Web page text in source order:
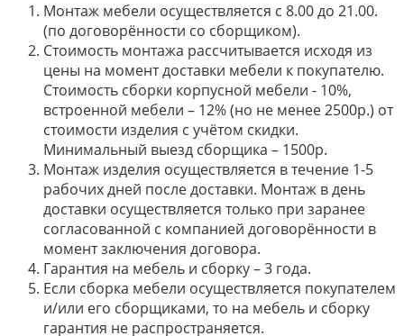
Монтаж мебели осуществляется с 8.00 до 21.00.
(по договорённости со сборщиком).
Стоимость монтажа рассчитывается исходя из
цены на момент доставки мебели к покупателю.
Стоимость сборки корпусной мебели - 10%,
встроенной мебели – 12% (но не менее 2500р.) от
стоимости изделия с учётом скидки.
Минимальный выезд сборщика – 1500р.
Монтаж изделия осуществляется в течение 1-5
рабочих дней после доставки. Монтаж в день
доставки осуществляется только при заранее
согласованной с компанией договорённости в
момент заключения договора.
Гарантия на мебель и сборку – 3 года.
Если сборка мебели осуществляется покупателем
и/или его сборщиками, то на мебель и сборку
гарантия не распространяется.